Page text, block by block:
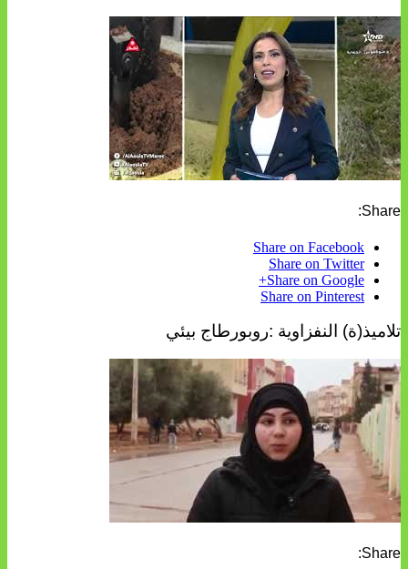
Share:
Share on Facebook
Share on Twitter
Share on Google+
Share on Pinterest
تلاميذ(ة) النفزاوية :روبورطاج بيئي
Share: